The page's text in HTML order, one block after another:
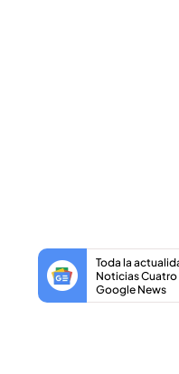
Toda la
Noticias Cuatro
Google News